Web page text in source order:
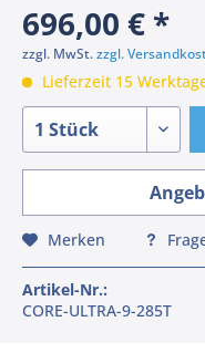
696,00 € *
zzgl. MwSt.zzgl.
Lieferzeit 15
Merken
Artikel-Nr.:
CORE-ULTRA-9-285T